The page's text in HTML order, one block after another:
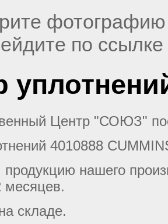
по ссылке
Центр "СОЮЗ"
4010888
нашего
месяцев.
складе.